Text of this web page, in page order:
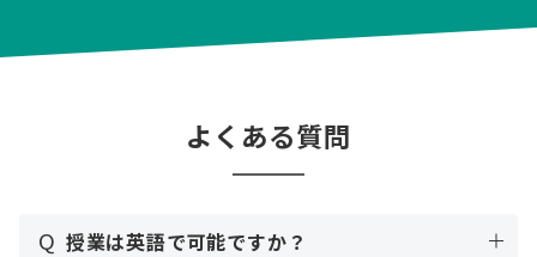
よくある質問
Q 授業は英語で可能ですか？